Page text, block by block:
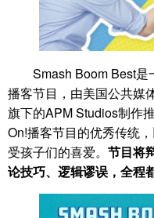
Smash Boom Best
播客节目，由美国公共媒
旗下的APM Studios制作
On!播客节目的优秀传统
受孩子们的喜爱。 节目将
论技巧、逻辑谬误，全程